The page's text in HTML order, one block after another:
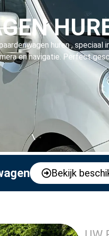
huren ,
en navigatie. Perfect
Bekijk